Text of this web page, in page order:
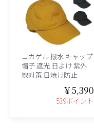
コカゲル 撥水 キャップ
帽子 遮光 日よけ 紫外
線対策 日焼け防止
￥5,390
539ポイント